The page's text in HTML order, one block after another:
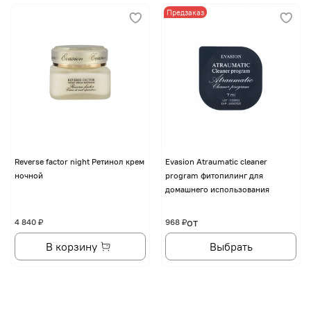
Reverse factor night Ретинол крем
ночной
4 840 ₽
В корзину
Предзаказ
Evasion Atraumatic cleaner
program фитопилинг для
домашнего использования
от
968 ₽
Выбрать